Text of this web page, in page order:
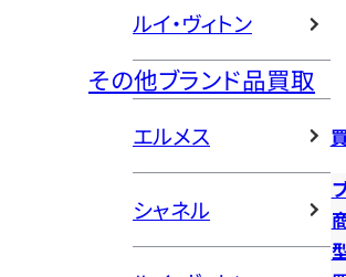
ルイ・ヴィトン
その他ブランド品買取
エルメス
シャネル